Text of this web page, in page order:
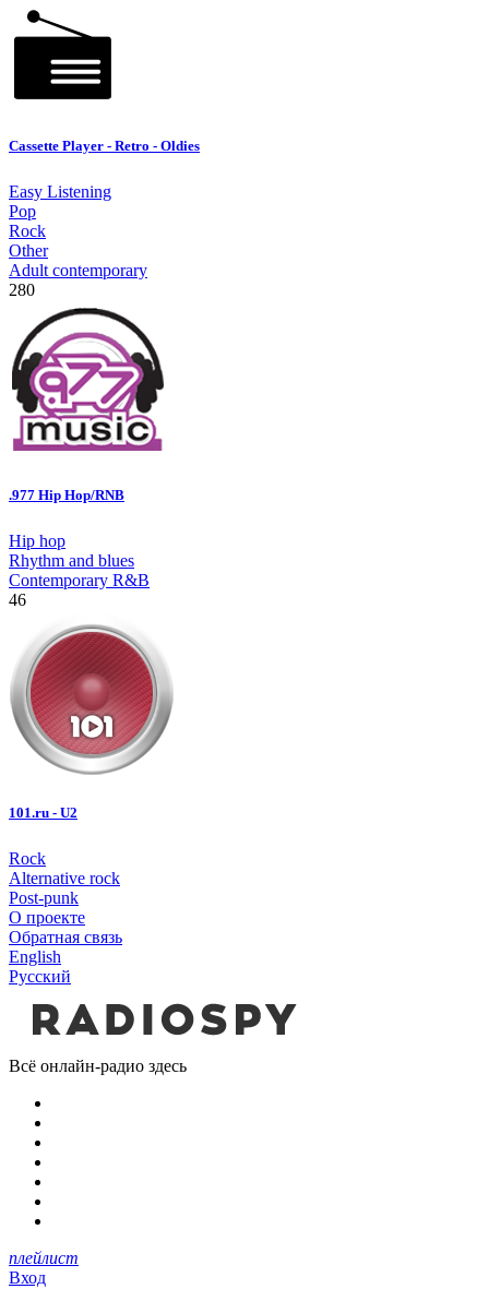
Cassette Player - Retro - Oldies
Easy Listening
Pop
Rock
Other
Adult contemporary
280
.977 Hip Hop/RNB
Hip hop
Rhythm and blues
Contemporary R&B
46
101.ru - U2
Rock
Alternative rock
Post-punk
О проекте
Обратная связь
English
Русский
Всё онлайн-радио здесь
плейлист
Вход